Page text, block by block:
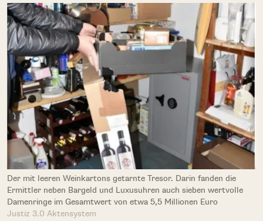
Der mit leeren Weinkartons getarnte Tresor. Darin fanden die
Ermittler neben Bargeld und Luxusuhren auch sieben wertvolle
Damenringe im Gesamtwert von etwa 5,5 Millionen Euro
Justiz 3.0 Aktensystem